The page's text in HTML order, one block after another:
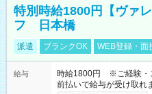
特別時給1800円【ヴァ
フ 日本橋
派遣 ブランクOK WEB登録・面
給与
時給1800円 ※ご経験・
前払いで給与が受け取れ